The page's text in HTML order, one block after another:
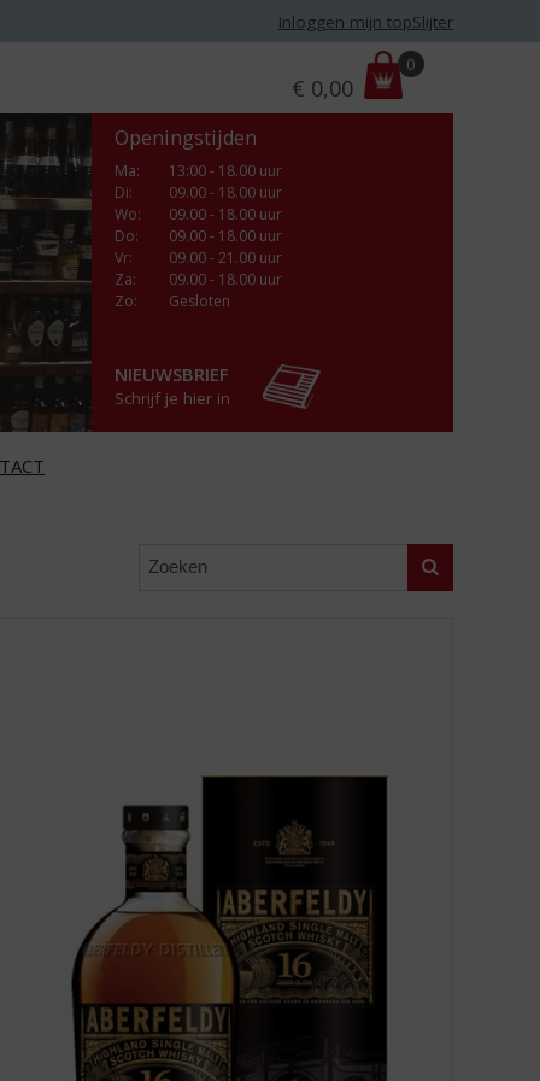
Inloggen mijn topSlijter
r
i
€ 0,00
0
Openingstijden
Ma:
13:00 - 18.00 uur
Di:
09.00 - 18.00 uur
Wo:
09.00 - 18.00 uur
Do:
09.00 - 18.00 uur
Vr:
09.00 - 21.00 uur
Za:
09.00 - 18.00 uur
Zo:
Gesloten
NIEUWSBRIEF
Schrijf je hier in
Zoeken